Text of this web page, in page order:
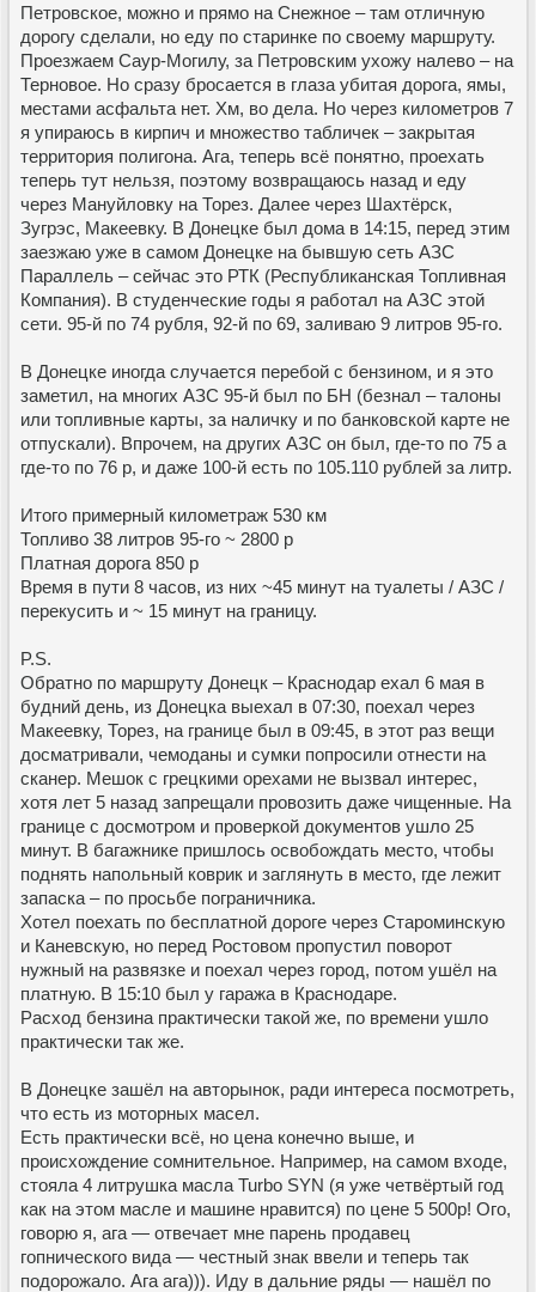
Петровское, можно и прямо на Снежное – там отличную
дорогу сделали, но еду по старинке по своему маршруту.
Проезжаем Саур-Могилу, за Петровским ухожу налево – на
Терновое. Но сразу бросается в глаза убитая дорога, ямы,
местами асфальта нет. Хм, во дела. Но через километров 7
я упираюсь в кирпич и множество табличек – закрытая
территория полигона. Ага, теперь всё понятно, проехать
теперь тут нельзя, поэтому возвращаюсь назад и еду
через Мануйловку на Торез. Далее через Шахтёрск,
Зугрэс, Макеевку. В Донецке был дома в 14:15, перед этим
заезжаю уже в самом Донецке на бывшую сеть АЗС
Параллель – сейчас это РТК (Республиканская Топливная
Компания). В студенческие годы я работал на АЗС этой
сети. 95-й по 74 рубля, 92-й по 69, заливаю 9 литров 95-го.
В Донецке иногда случается перебой с бензином, и я это
заметил, на многих АЗС 95-й был по БН (безнал – талоны
или топливные карты, за наличку и по банковской карте не
отпускали). Впрочем, на других АЗС он был, где-то по 75 а
где-то по 76 р, и даже 100-й есть по 105.110 рублей за литр.
Итого примерный километраж 530 км
Топливо 38 литров 95-го ~ 2800 р
Платная дорога 850 р
Время в пути 8 часов, из них ~45 минут на туалеты / АЗС /
перекусить и ~ 15 минут на границу.
P.S.
Обратно по маршруту Донецк – Краснодар ехал 6 мая в
будний день, из Донецка выехал в 07:30, поехал через
Макеевку, Торез, на границе был в 09:45, в этот раз вещи
досматривали, чемоданы и сумки попросили отнести на
сканер. Мешок с грецкими орехами не вызвал интерес,
хотя лет 5 назад запрещали провозить даже чищенные. На
границе с досмотром и проверкой документов ушло 25
минут. В багажнике пришлось освобождать место, чтобы
поднять напольный коврик и заглянуть в место, где лежит
запаска – по просьбе пограничника.
Хотел поехать по бесплатной дороге через Староминскую
и Каневскую, но перед Ростовом пропустил поворот
нужный на развязке и поехал через город, потом ушёл на
платную. В 15:10 был у гаража в Краснодаре.
Расход бензина практически такой же, по времени ушло
практически так же.
В Донецке зашёл на авторынок, ради интереса посмотреть,
что есть из моторных масел.
Есть практически всё, но цена конечно выше, и
происхождение сомнительное. Например, на самом входе,
стояла 4 литрушка масла Turbo SYN (я уже четвёртый год
как на этом масле и машине нравится) по цене 5 500р! Ого,
говорю я, ага — отвечает мне парень продавец
гопнического вида — честный знак ввели и теперь так
подорожало. Ага ага))). Иду в дальние ряды — нашёл по